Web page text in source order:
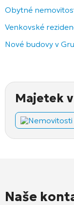
Obytné
Venkovské
Nové budovy v
Majetek
Naše